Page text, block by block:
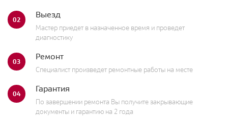
02 Выезд
Мастер приедет в назначенное время и проведет
диагностику
03 Ремонт
Специалист произведет ремонтные работы на месте
04 Гарантия
По завершении ремонта Вы получите закрывающие
документы и гарантию на 2 года